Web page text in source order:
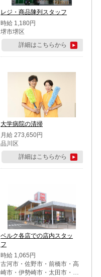
レジ・商品陳列スタッフ
時給 1,180円
堺市堺区
詳細はこちらから
大学病院の清掃
月給 273,650円
品川区
詳細はこちらから
ベルク各店での店内スタッ
フ
時給 1,065円
古河市・佐野市・前橋市・高
崎市・伊勢崎市・太田市・館